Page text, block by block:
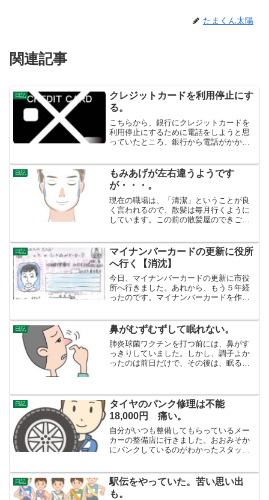
たまくん太陽
関連記事
日記
クレジットカードを利用停止にす
る。
こちらから、銀行にクレジットカードを
利用停止にするために電話をしようと思
っていたところ、銀行から電話がかかっ
利用されたカードは、利用停止になるシ
ョートメッセージのリンク...
日記
もみあげが左右違うようです
が・・・。
現在の職場は、「清潔」ということが良
く言われるので、散髪は毎月行くように
しています。この前の散髪屋のできごと
の店でやってもらっています。「どうさ
れますか？」「全体に２セ...
日記
マイナンバーカードの更新に役所
へ行く【消沈】
今日、マイナンバーカードの更新に市役
所へ行きました。あれから、もう５年経
ったのです。マイナンバーカードを作っ
ような。更新の時には、市役所に出向か
ないといけないんですね。...
日記 鼻がむずむずして眠れない。
肺炎球菌ワクチンを打つ前には、鼻がす
っきりしていました。しかし、調子よか
ったのは前日だけで、その後は、眠る時
り、ちょうど良いです。...
日記
タイヤのパンク修理は不能
18,000円 痛い。
自分がいつも整備してもらっているメー
カーの整備店に行きました。おおみそか
にパンクしているのがわかったスタッド
面ではなく、接地面にちかい横のところ
から、空気が漏れている...
日記
駅伝をやっていた。苦い思い出
も。